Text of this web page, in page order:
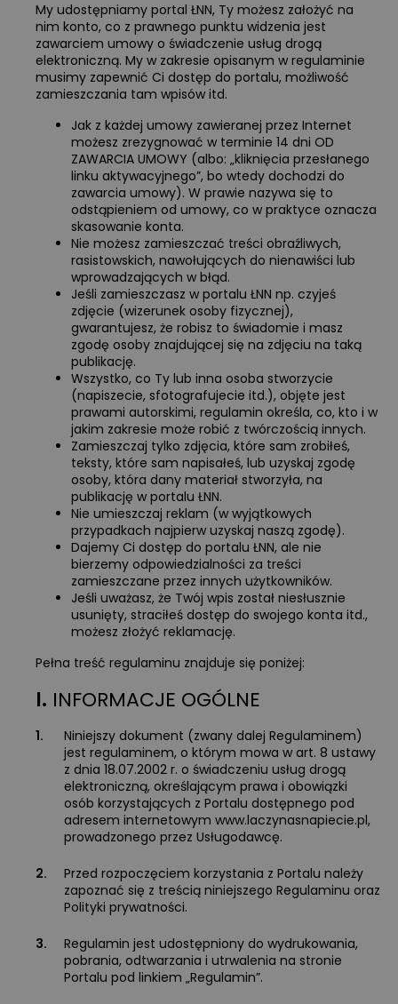
My udostępniamy portal ŁNN, Ty możesz założyć na
nim konto, co z prawnego punktu widzenia jest
zawarciem umowy o świadczenie usług drogą
elektroniczną. My w zakresie opisanym w regulaminie
musimy zapewnić Ci dostęp do portalu, możliwość
zamieszczania tam wpisów itd.
Jak z każdej umowy zawieranej przez Internet
możesz zrezygnować w terminie 14 dni OD
ZAWARCIA UMOWY (albo: „kliknięcia przesłanego
linku aktywacyjnego”, bo wtedy dochodzi do
zawarcia umowy). W prawie nazywa się to
odstąpieniem od umowy, co w praktyce oznacza
skasowanie konta.
Nie możesz zamieszczać treści obraźliwych,
rasistowskich, nawołujących do nienawiści lub
wprowadzających w błąd.
Jeśli zamieszczasz w portalu ŁNN np. czyjeś
zdjęcie (wizerunek osoby fizycznej),
gwarantujesz, że robisz to świadomie i masz
zgodę osoby znajdującej się na zdjęciu na taką
publikację.
Wszystko, co Ty lub inna osoba stworzycie
(napiszecie, sfotografujecie itd.), objęte jest
prawami autorskimi, regulamin określa, co, kto i w
jakim zakresie może robić z twórczością innych.
Zamieszczaj tylko zdjęcia, które sam zrobiłeś,
teksty, które sam napisałeś, lub uzyskaj zgodę
osoby, która dany materiał stworzyła, na
publikację w portalu ŁNN.
Nie umieszczaj reklam (w wyjątkowych
przypadkach najpierw uzyskaj naszą zgodę).
Dajemy Ci dostęp do portalu ŁNN, ale nie
bierzemy odpowiedzialności za treści
zamieszczane przez innych użytkowników.
Jeśli uważasz, że Twój wpis został niesłusznie
usunięty, straciłeś dostęp do swojego konta itd.,
możesz złożyć reklamację.
Pełna treść regulaminu znajduje się poniżej:
I. INFORMACJE OGÓLNE
1.
Niniejszy dokument (zwany dalej Regulaminem)
jest regulaminem, o którym mowa w art. 8 ustawy
z dnia 18.07.2002 r. o świadczeniu usług drogą
elektroniczną, określającym prawa i obowiązki
osób korzystających z Portalu dostępnego pod
adresem internetowym www.laczynasnapiecie.pl,
prowadzonego przez Usługodawcę.
2.
Przed rozpoczęciem korzystania z Portalu należy
zapoznać się z treścią niniejszego Regulaminu oraz
Polityki prywatności.
3.
Regulamin jest udostępniony do wydrukowania,
pobrania, odtwarzania i utrwalenia na stronie
Portalu pod linkiem „Regulamin”.